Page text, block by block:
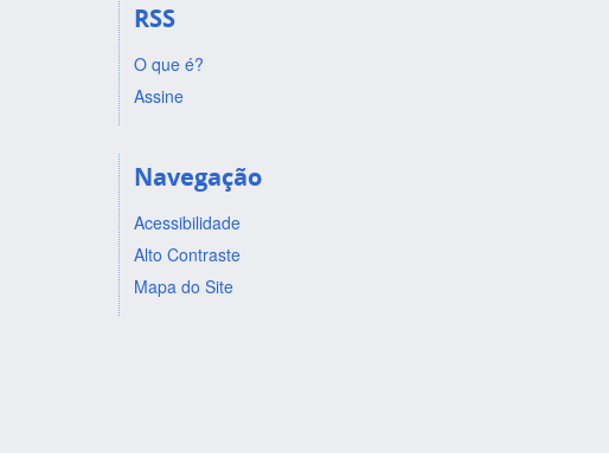
RSS
O que é?
Assine
Navegação
Acessibilidade
Alto Contraste
Mapa do Site